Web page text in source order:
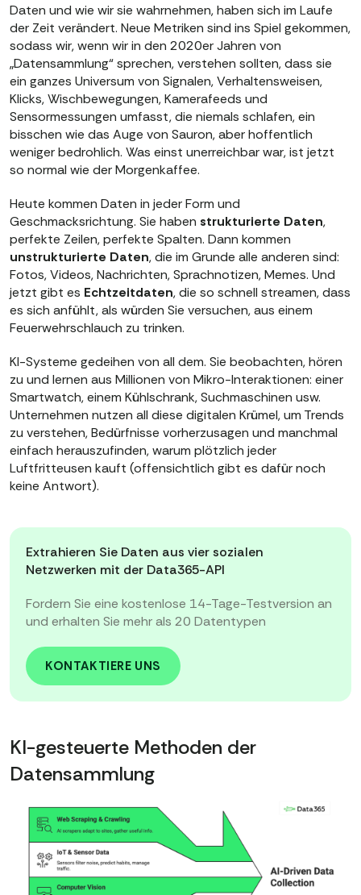
Daten und wie wir sie wahrnehmen, haben sich im Laufe
der Zeit verändert. Neue Metriken sind ins Spiel gekommen,
sodass wir, wenn wir in den 2020er Jahren von
„Datensammlung“ sprechen, verstehen sollten, dass sie
ein ganzes Universum von Signalen, Verhaltensweisen,
Klicks, Wischbewegungen, Kamerafeeds und
Sensormessungen umfasst, die niemals schlafen, ein
bisschen wie das Auge von Sauron, aber hoffentlich
weniger bedrohlich. Was einst unerreichbar war, ist jetzt
so normal wie der Morgenkaffee.
Heute kommen Daten in jeder Form und
Geschmacksrichtung. Sie haben strukturierte Daten,
perfekte Zeilen, perfekte Spalten. Dann kommen
unstrukturierte Daten, die im Grunde alle anderen sind:
Fotos, Videos, Nachrichten, Sprachnotizen, Memes. Und
jetzt gibt es Echtzeitdaten, die so schnell streamen, dass
es sich anfühlt, als würden Sie versuchen, aus einem
Feuerwehrschlauch zu trinken.
KI-Systeme gedeihen von all dem. Sie beobachten, hören
zu und lernen aus Millionen von Mikro-Interaktionen: einer
Smartwatch, einem Kühlschrank, Suchmaschinen usw.
Unternehmen nutzen all diese digitalen Krümel, um Trends
zu verstehen, Bedürfnisse vorherzusagen und manchmal
einfach herauszufinden, warum plötzlich jeder
Luftfritteusen kauft (offensichtlich gibt es dafür noch
keine Antwort).
Extrahieren Sie Daten aus vier sozialen
Netzwerken mit der Data365-API
Fordern Sie eine kostenlose 14-Tage-Testversion an
und erhalten Sie mehr als 20 Datentypen
KONTAKTIERE UNS
KI-gesteuerte Methoden der
Datensammlung